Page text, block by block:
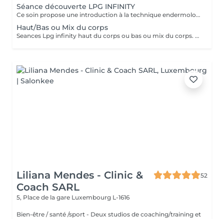
Séance découverte LPG INFINITY
Ce soin propose une introduction à la technique endermologie afin de découvrir le potentiel des différentes stimulations cellulaires et les sensations unique qu'elles procurent.
Haut/Bas ou Mix du corps
Seances Lpg infinity haut du corps ou bas ou mix du corps. Nous pouvons ajouté jusqu'a 15min pour intensifier.
Liliana Mendes - Clinic &
Coach SARL
52
5, Place de la gare Luxembourg L-1616
Bien-être / santé /sport - Deux studios de coaching/training et